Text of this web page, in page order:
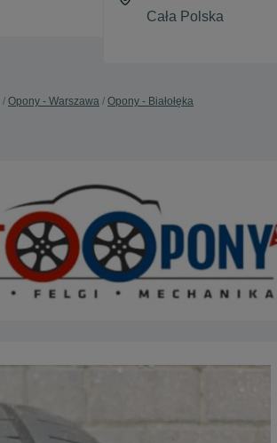
Opony - Warszawa Opony - Białołęka